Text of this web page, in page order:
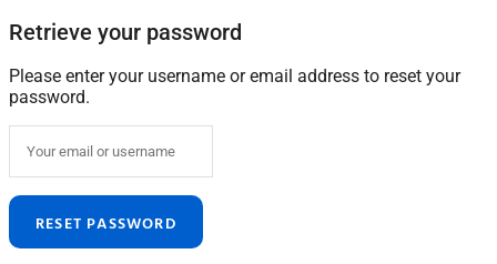
Retrieve your password
Please enter your username or email address to reset your
password.